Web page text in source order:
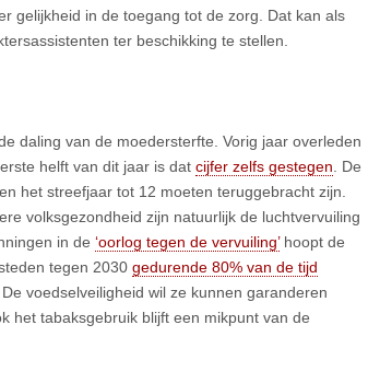
gelijkheid in de toegang tot de zorg. Dat kan als
ter beschikking te stellen.
daling van de moedersterfte. Vorig jaar overleden
helft van dit jaar is dat cijfer zelfs gestegen. De
het streefjaar tot 12 moeten teruggebracht zijn.
volksgezondheid zijn natuurlijk de luchtvervuiling
in de ‘oorlog tegen de vervuiling’hoopt de
tegen 2030 gedurende 80% van de tijd
De voedselveiligheid wil ze kunnen garanderen
het tabaksgebruik blijft een mikpunt van de